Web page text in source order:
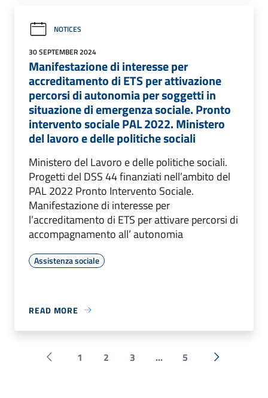
NOTICES
30 SEPTEMBER 2024
Manifestazione di interesse per
accreditamento di ETS per attivazione
percorsi di autonomia per soggetti in
situazione di emergenza sociale. Pronto
intervento sociale PAL 2022. Ministero
del lavoro e delle politiche sociali
Ministero del Lavoro e delle politiche sociali.
Progetti del DSS 44 finanziati nell’ambito del
PAL 2022 Pronto Intervento Sociale.
Manifestazione di interesse per
l’accreditamento di ETS per attivare percorsi di
accompagnamento all’ autonomia
Assistenza sociale
READ MORE
Pagina precedente
1 2 3 ... 5 Next »